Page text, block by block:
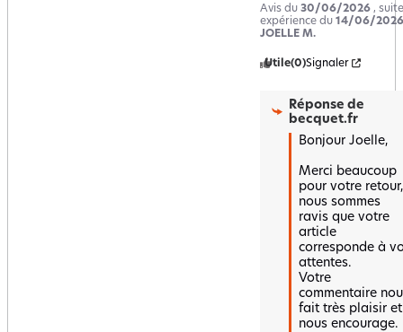
Avis du 30/06/2026 ,
expérience du 14/06/2026
JOELLE M.
Utile(0)Signaler
Réponse de
becquet.fr
Bonjour Joelle,
Merci beaucoup
pour votre retour,
nous sommes
ravis que votre
article
corresponde à
attentes.
Votre
commentaire
fait très plaisir et
nous encourage.